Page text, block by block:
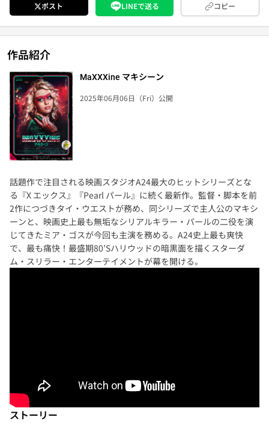
ポスト LINEで送る コピー
作品紹介
MaXXXine マキシーン
2025年06月06日（Fri）公開
話題作で注目される映画スタジオA24最大のヒットシリーズとな
る『X エックス』『Pearl パール』に続く最新作。監督・脚本を前
2作につづきタイ・ウエストが務め、同シリーズで主人公のマキシ
ーンと、映画史上最も無垢なシリアルキラー・パールの二役を演
じてきたミア・ゴスが今回も主演を務める。A24史上最も爽快
で、最も痛快！最盛期80’Sハリウッドの暗黒面を描くスターダ
ム・スリラー・エンターテイメントが幕を開ける。
ストーリー